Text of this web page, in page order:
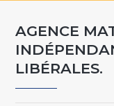
AGENCE
LIBÉRALES.